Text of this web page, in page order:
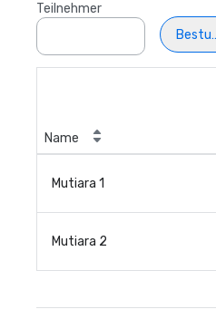
Teilnehmer
Name
Mutiara 1
Mutiara 2